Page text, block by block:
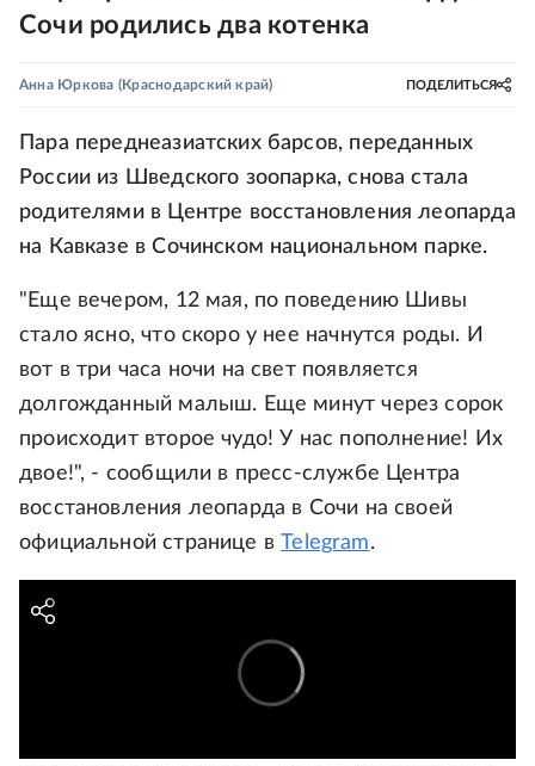
Сочи родились два котенка
Анна Юркова (Краснодарский край) ПОДЕЛИТЬСЯ
Пара переднеазиатских барсов, переданных
России из Шведского зоопарка, снова стала
родителями в Центре восстановления леопарда
на Кавказе в Сочинском национальном парке.
"Еще вечером, 12 мая, по поведению Шивы
стало ясно, что скоро у нее начнутся роды. И
вот в три часа ночи на свет появляется
долгожданный малыш. Еще минут через сорок
происходит второе чудо! У нас пополнение! Их
двое!", - сообщили в пресс-службе Центра
восстановления леопарда в Сочи на своей
официальной странице вTelegram.